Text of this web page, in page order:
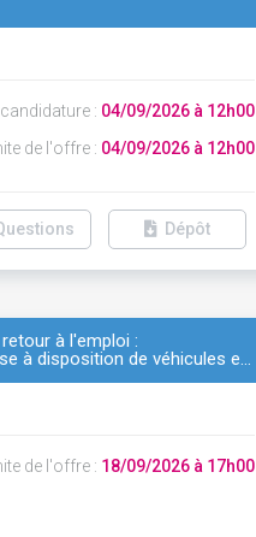
: 04/09/2026 à 12h00
de l'offre : 04/09/2026 à 12h00
Dépôt
à l'emploi :
à disposition de véhicules e…
de l'offre : 18/09/2026 à 17h00